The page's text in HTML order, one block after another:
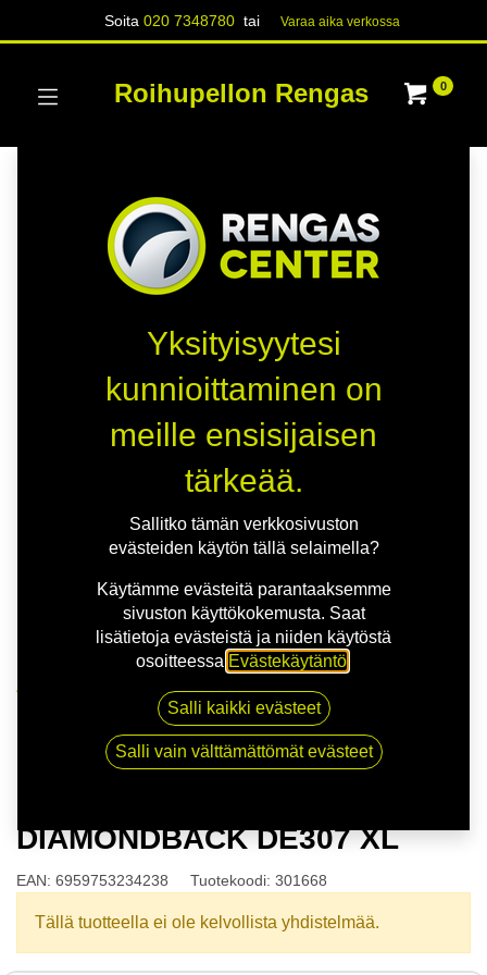
Soita020 7348780 tai Varaa aika verk​​​​ossa
Roihupellon Rengas 0
175/65R14 86H DIAMONDBACK DE307 XL
DIAMONDBACK DE307 XL
EAN: 6959753234238 Tuotekoodi: 301668
Tällä tuotteella ei ole kelvollista yhdistelmää.
Yksityisyytesi
kunnioittaminen on
meille ensisijaisen
tärkeää.
Sallitko tämän verkkosivuston
evästeiden käytön tällä selaimella?
Käytämme evästeitä parantaaksemme
sivuston käyttökokemusta. Saat
lisätietoja evästeistä ja niiden käytöstä
osoitteessa Evästekäytäntö
Salli kaikki evästeet
Salli vain välttämättömät evästeet